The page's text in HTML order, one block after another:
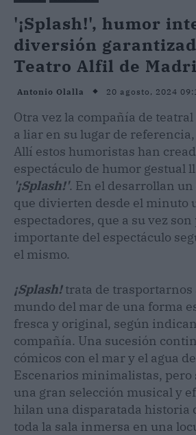
'¡Splash!', humor
diversión
Teatro Alfil de
Antonio Olalla 20 agosto, 2024
Otra vez la compañía de
a liar en su lugar de
Allí estos humoristas han
espectáculo de humor gestual
'¡Splash!'. En el desarrollan un
que divierten desde el minuto
espectadores, que a su vez son
importante del espectáculo
el mismo.
¡Splash!trata de trasportarnos
mundo del mar de una forma
fresca y original, según
compañía. Una sucesión
cómicos con el mar y el agua
Escenarios minimalistas, pero
una gran selección musical y
hilan una disparatada historia
toda la sala inmersa en una